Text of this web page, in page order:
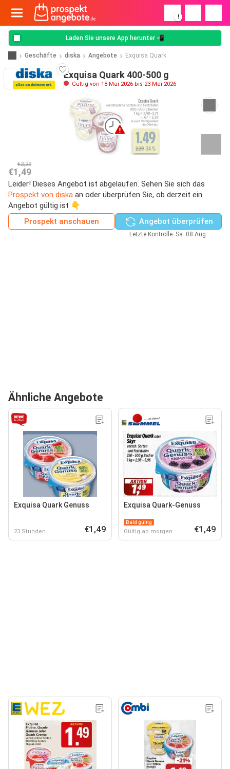
!
Laden Sie unsere App herunter 📲
Geschäfte diska Angebote Exquisa Quark
Exquisa Quark 400-500 g
Gültig von 18 Mai 2026 bis 23 Mai 2026
€2,29
€1,49
Leider! Dieses Angebot ist abgelaufen. Sehen Sie sich das
Prospekt von diska an oder überprüfen Sie, ob derzeit ein
Angebot gültig ist 👇
Prospekt anschauen
Angebot überprüfen
Letzte Kontrolle: Sa. 08 Aug.
Ähnliche Angebote
Exquisa Quark Genuss
23 Stunden €1,49
Exquisa Quark-Genuss
Bald gültig
Gültig ab morgen €1,49